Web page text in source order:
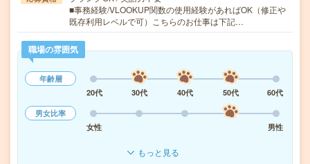
■事務経験/VLOOKUP関数の使用経験があればOK（修正や
既存利用レベルで可）こちらのお仕事は下記…
職場の雰囲気
年齢層
20代
30代 40代 50代
60代
男女比率
女性
男性
もっと見る